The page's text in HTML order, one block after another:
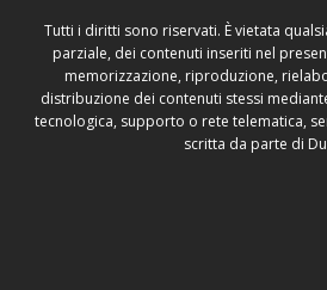
Tutti i diritti sono riservati. È vietata
parziale, dei contenuti inseriti nel
memorizzazione, riproduzione,
distribuzione dei contenuti stessi
tecnologica, supporto o rete telematica,
scritta da parte di